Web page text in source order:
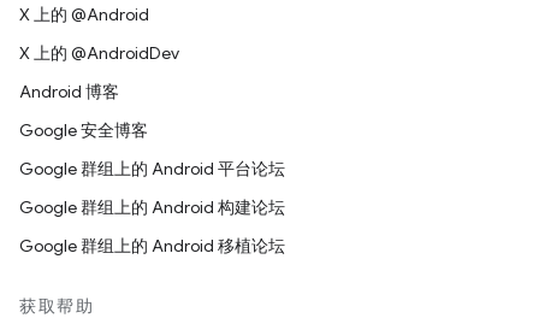
X 上的 @Android
X 上的 @AndroidDev
Android 博客
Google 安全博客
Google 群组上的 Android 平台论坛
Google 群组上的 Android 构建论坛
Google 群组上的 Android 移植论坛
获取帮助